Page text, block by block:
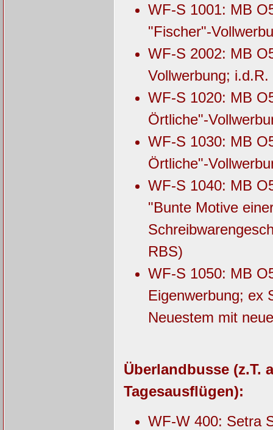
WF-S 1001: MB
"Fischer"-
WF-S 2002: MB
Vollwerbung;
WF-S 1020: MB
Örtliche"-
WF-S 1030: MB
Örtliche"-
WF-S 1040: MB
"Bunte Motive
RBS)
WF-S 1050: MB
Eigenwerbung; ex
Neuestem mit
Überlandbusse (z.T.
Tagesausflügen):
WF-W 400: Setra